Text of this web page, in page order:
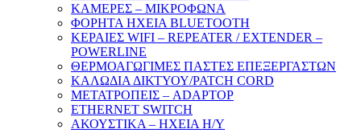
ΚΑΜΕΡΕΣ – ΜΙΚΡΟΦΩΝΑ
ΦΟΡΗΤΑ ΗΧΕΙΑ BLUETOOTH
ΚΕΡΑΙΕΣ WIFI – REPEATER / EXTENDER –
POWERLINE
ΘΕΡΜΟΑΓΩΓΙΜΕΣ ΠΑΣΤΕΣ ΕΠΕΞΕΡΓΑΣΤΩΝ
ΚΑΛΩΔΙΑ ΔΙΚΤΥΟΥ/PATCH CORD
ΜΕΤΑΤΡΟΠΕΙΣ – ADAPTOP
ETHERNET SWITCH
ΑΚΟΥΣΤΙΚΑ – ΗΧΕΙΑ H/Y